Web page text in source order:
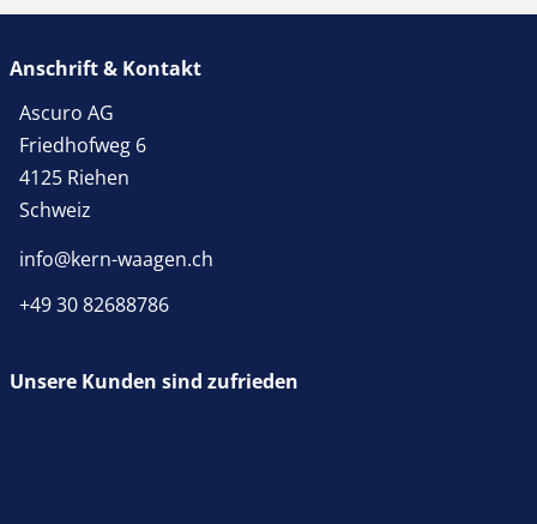
Anschrift & Kontakt
Ascuro AG
Friedhofweg 6
4125 Riehen
Schweiz
info@kern-waagen.ch
+49 30 82688786
Unsere Kunden sind zufrieden